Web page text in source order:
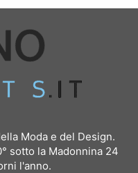
Moda e del Design.
sotto la Madonnina 24
l'anno.